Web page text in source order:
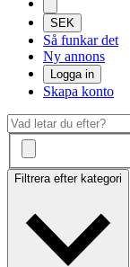
SEK
Så funkar det
Ny annons
Logga in
Skapa konto
Filtrera efter kategori